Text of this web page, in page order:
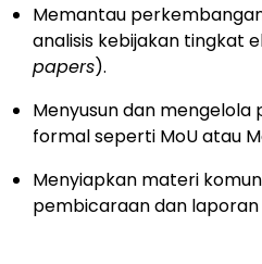
Memantau
analisis kebijakan tingkat
papers).
Menyusun dan mengelola
formal seperti MoU atau
Menyiapkan materi
pembicaraan dan